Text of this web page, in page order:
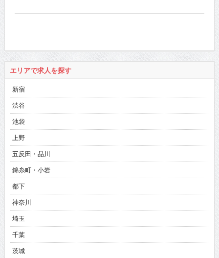
エリアで求人を探す
新宿
渋谷
池袋
上野
五反田・品川
錦糸町・小岩
都下
神奈川
埼玉
千葉
茨城